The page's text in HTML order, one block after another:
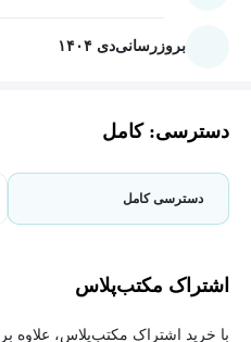
بروزرسانیدی ۱۴۰۴
دسترسی: کامل
دسترسی کامل
اشتراک مکتب‌پلاس